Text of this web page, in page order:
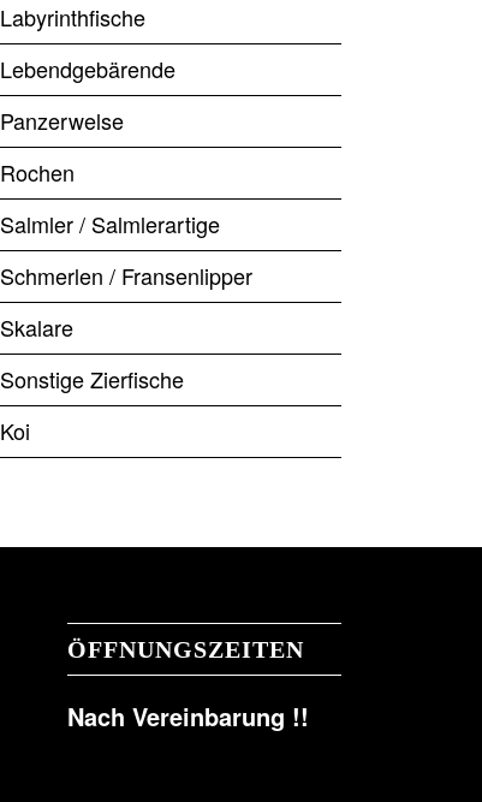
Labyrinthfische
Lebendgebärende
Panzerwelse
Rochen
Salmler / Salmlerartige
Schmerlen / Fransenlipper
Skalare
Sonstige Zierfische
Koi
ÖFFNUNGSZEITEN
Nach Vereinbarung !!